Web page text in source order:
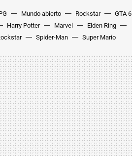
Mundo abierto Rockstar
GTA 6
Harry Potter
Marvel
Elden Ring
Spider-Man Super Mario